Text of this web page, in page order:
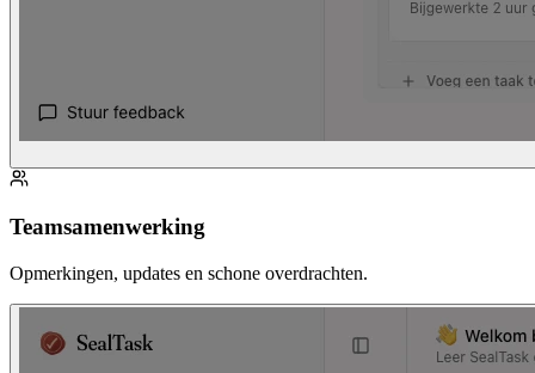
Teamsamenwerking
Opmerkingen, updates en schone overdrachten.